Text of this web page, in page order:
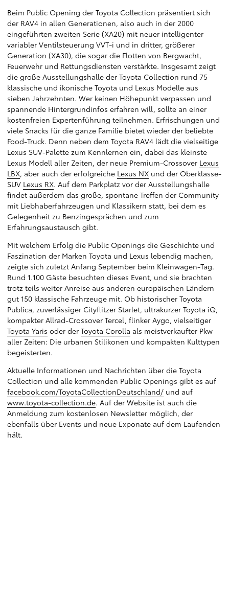
Beim Public Opening der Toyota Collection präsentiert sich
der RAV4 in allen Generationen, also auch in der 2000
eingeführten zweiten Serie (XA20) mit neuer intelligenter
variabler Ventilsteuerung VVT-i und in dritter, größerer
Generation (XA30), die sogar die Flotten von Bergwacht,
Feuerwehr und Rettungsdiensten verstärkte. Insgesamt zeigt
die große Ausstellungshalle der Toyota Collection rund 75
klassische und ikonische Toyota und Lexus Modelle aus
sieben Jahrzehnten. Wer keinen Höhepunkt verpassen und
spannende Hintergrundinfos erfahren will, sollte an einer
kostenfreien Expertenführung teilnehmen. Erfrischungen und
viele Snacks für die ganze Familie bietet wieder der beliebte
Food-Truck. Denn neben dem Toyota RAV4 lädt die vielseitige
Lexus SUV-Palette zum Kennlernen ein, dabei das kleinste
Lexus Modell aller Zeiten, der neue Premium-Crossover Lexus
LBX, aber auch der erfolgreiche Lexus NX und der Oberklasse-
SUV Lexus RX. Auf dem Parkplatz vor der Ausstellungshalle
findet außerdem das große, spontane Treffen der Community
mit Liebhaberfahrzeugen und Klassikern statt, bei dem es
Gelegenheit zu Benzingesprächen und zum
Erfahrungsaustausch gibt.
Mit welchem Erfolg die Public Openings die Geschichte und
Faszination der Marken Toyota und Lexus lebendig machen,
zeigte sich zuletzt Anfang September beim Kleinwagen-Tag.
Rund 1.100 Gäste besuchten dieses Event, und sie brachten
trotz teils weiter Anreise aus anderen europäischen Ländern
gut 150 klassische Fahrzeuge mit. Ob historischer Toyota
Publica, zuverlässiger Cityflitzer Starlet, ultrakurzer Toyota iQ,
kompakter Allrad-Crossover Tercel, flinker Aygo, vielseitiger
Toyota Yaris oder der Toyota Corolla als meistverkaufter Pkw
aller Zeiten: Die urbanen Stilikonen und kompakten Kulttypen
begeisterten.
Aktuelle Informationen und Nachrichten über die Toyota
Collection und alle kommenden Public Openings gibt es auf
facebook.com/ToyotaCollectionDeutschland/ und auf
www.toyota-collection.de. Auf der Website ist auch die
Anmeldung zum kostenlosen Newsletter möglich, der
ebenfalls über Events und neue Exponate auf dem Laufenden
hält.